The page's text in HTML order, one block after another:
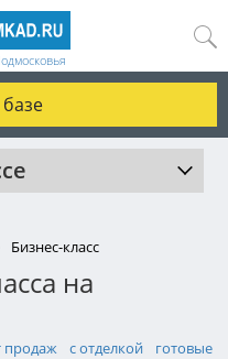
Бизнес-класс
на
продаж с отделкой
готовые